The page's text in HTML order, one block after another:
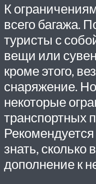
К
всего багажа.
туристы с
вещи или
кроме этого,
снаряжение.
некоторые
транспортных
знать, сколько
дополнение к